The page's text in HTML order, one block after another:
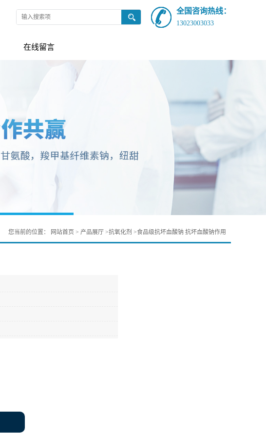
全国咨询热线：
13023003033
在线留言
您当前的位置： 网站首页 > 产品展厅 >抗氧化剂 >食品级抗坏血酸钠 抗坏血酸钠作用